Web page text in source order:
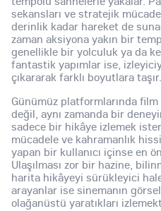
sekansları ve stratejik
derinlik kadar hareket de
zaman aksiyona yakın bir
genellikle bir yolculuk ya da
fantastik yapımlar ise,
çıkararak farklı boyutlara taşır.
Günümüz platformlarında
değil, aynı zamanda bir
sadece bir hikâye izlemek
mücadele ve kahramanlık
yapan bir kullanıcı içinse en
Ulaşılması zor bir hazine,
harita hikâyeyi sürükleyici
arayanlar ise sinemanın
olağanüstü yaratıkları